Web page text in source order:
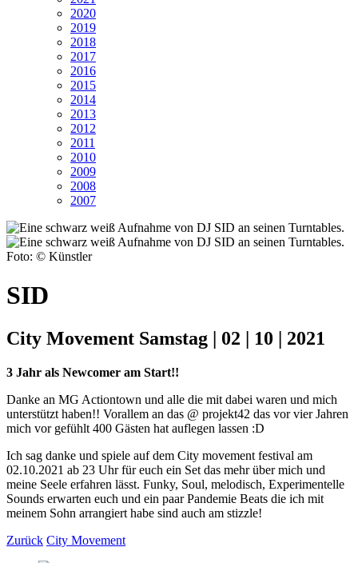
2020
2019
2018
2017
2016
2015
2014
2013
2012
2011
2010
2009
2008
2007
Foto: © Künstler
SID
City Movement Samstag | 02 | 10 | 2021
3 Jahr als Newcomer am Start!!
Danke an MG Actiontown und alle die mit dabei waren und mich
unterstützt haben!! Vorallem an das @ projekt42 das vor vier Jahren
mich vor gefühlt 400 Gästen hat auflegen lassen :D
Ich sag danke und spiele auf dem City movement festival am
02.10.2021 ab 23 Uhr für euch ein Set das mehr über mich und
meine Seele erfahren lässt. Funky, Soul, melodisch, Experimentelle
Sounds erwarten euch und ein paar Pandemie Beats die ich mit
meinem Sohn arrangiert habe sind auch am stizzle!
Zurück City Movement